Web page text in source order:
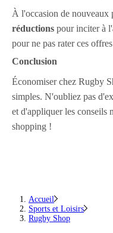
À l'occasion de
réductions pour inciter à
pour ne pas rater ces
Conclusion
Économiser chez Rugby
simples. N'oubliez pas
et d'appliquer les conseils
shopping !
Accueil
Sports et Loisirs
Rugby Shop